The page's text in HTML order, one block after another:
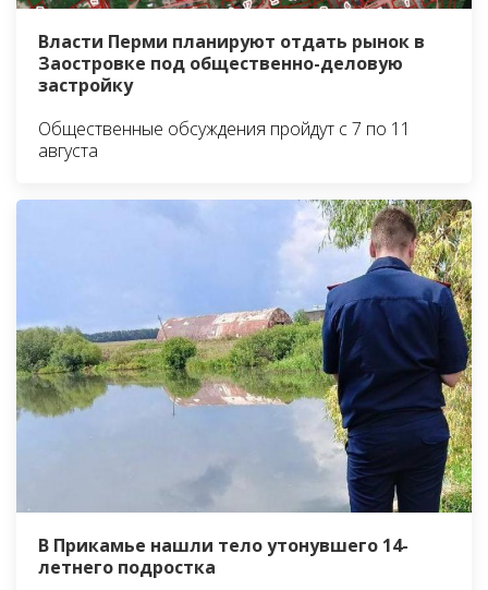
Власти Перми планируют отдать рынок в
Заостровке под общественно-деловую
застройку
Общественные обсуждения пройдут с 7 по 11
августа
В Прикамье нашли тело утонувшего 14-
летнего подростка